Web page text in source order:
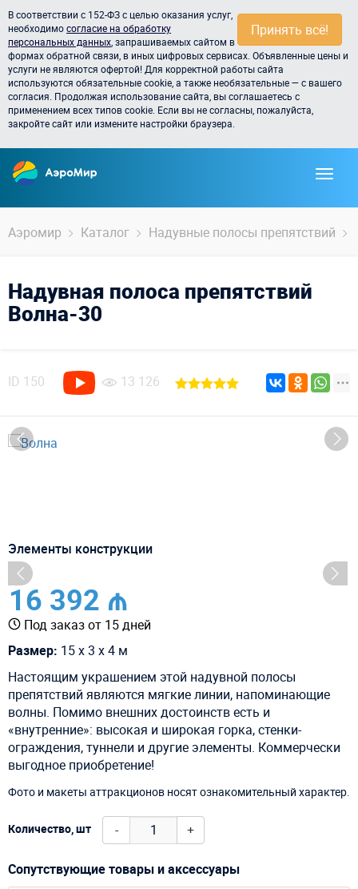
Принять всё!
В соответствии с 152-ФЗ с целью оказания услуг,
необходимосогласие на обработку
персональных данных , запрашиваемых сайтом в
формах обратной связи, в иных цифровых сервисах. Объявленные цены и
услуги не являются офертой! Для корректной работы сайта
используются обязательные cookie, а также необязательные — с вашего
согласия. Продолжая использование сайта, вы соглашаетесь с
применением всех типов cookie. Если вы не согласны, пожалуйста,
закройте сайт или измените настройки браузера.
Аэромир Каталог Надувные полосы препятствий
Надувная полоса препятствий
Волна-30
ID 150 13 126
Элементы конструкции
16 392 ₼
Под заказ от 15 дней
Размер: 15 х 3 х 4 м
Настоящим украшением этой надувной полосы
препятствий являются мягкие линии, напоминающие
волны. Помимо внешних достоинств есть и
«внутренние»: высокая и широкая горка, стенки-
ограждения, туннели и другие элементы. Коммерчески
выгодное приобретение!
Фото и макеты аттракционов носят ознакомительный характер.
Количество, шт - +
Сопутствующие товары и аксессуары